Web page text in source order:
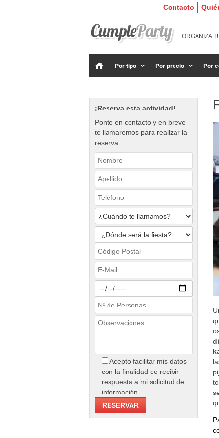
Contacto
ORGANIZA
Por tipo Por precio Por
¡Reserva esta actividad!
Ponte en contacto y en breve
te llamaremos para realizar la
reserva.
Acepto facilitar mis datos
con la finalidad de recibir
respuesta a mi solicitud de
información.